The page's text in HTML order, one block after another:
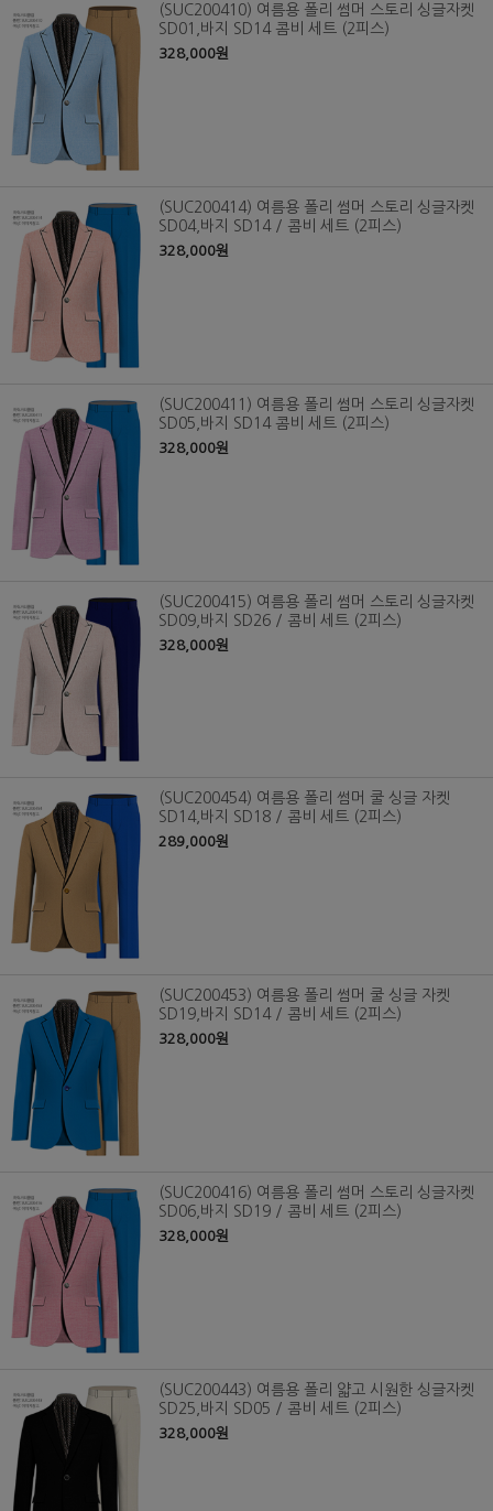
(SUC200410) 여름용 폴리 썸머 스토리 싱글자켓
SD01,바지 SD14 콤비 세트 (2피스)
328,000원
(SUC200414) 여름용 폴리 썸머 스토리 싱글자켓
SD04,바지 SD14 / 콤비 세트 (2피스)
328,000원
(SUC200411) 여름용 폴리 썸머 스토리 싱글자켓
SD05,바지 SD14 콤비 세트 (2피스)
328,000원
(SUC200415) 여름용 폴리 썸머 스토리 싱글자켓
SD09,바지 SD26 / 콤비 세트 (2피스)
328,000원
(SUC200454) 여름용 폴리 썸머 쿨 싱글 자켓
SD14,바지 SD18 / 콤비 세트 (2피스)
289,000원
(SUC200453) 여름용 폴리 썸머 쿨 싱글 자켓
SD19,바지 SD14 / 콤비 세트 (2피스)
328,000원
(SUC200416) 여름용 폴리 썸머 스토리 싱글자켓
SD06,바지 SD19 / 콤비 세트 (2피스)
328,000원
(SUC200443) 여름용 폴리 얇고 시원한 싱글자켓
SD25,바지 SD05 / 콤비 세트 (2피스)
328,000원